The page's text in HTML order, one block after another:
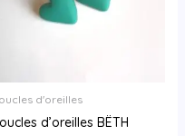
d'oreilles
d’oreilles BËTH